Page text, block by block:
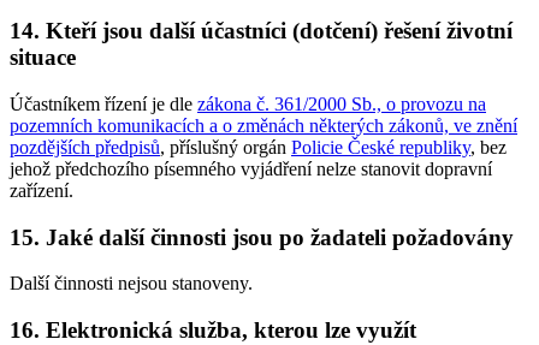
14. Kteří jsou další účastníci (dotčení) řešení životní
situace
Účastníkem řízení je dle zákona č. 361/2000 Sb., o provozu na
pozemních komunikacích a o změnách některých zákonů, ve znění
pozdějších předpisů, příslušný orgán Policie České republiky, bez
jehož předchozího písemného vyjádření nelze stanovit dopravní
zařízení.
15. Jaké další činnosti jsou po žadateli požadovány
Další činnosti nejsou stanoveny.
16. Elektronická služba, kterou lze využít